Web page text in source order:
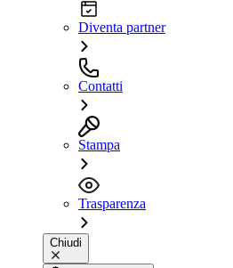
Diventa partner
Contatti
Stampa
Trasparenza
Chiudi